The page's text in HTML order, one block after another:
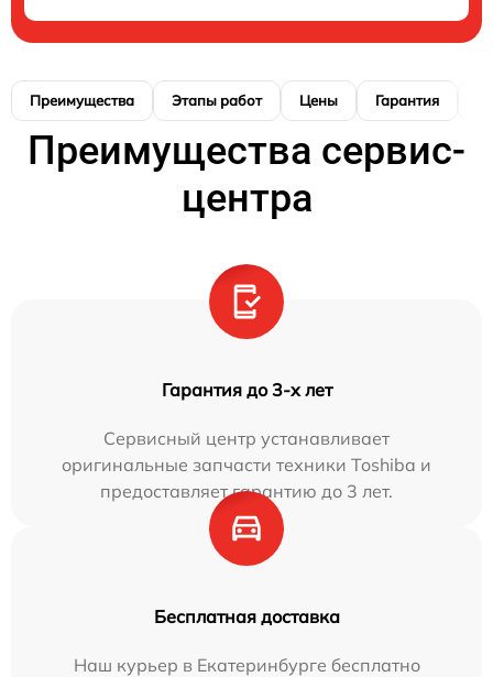
Преимущества Этапы работ Цены Гарантия
Преимущества сервис-
центра
Гарантия до 3-х лет
Сервисный центр устанавливает
оригинальные запчасти техники Toshiba и
предоставляет гарантию до 3 лет.
Бесплатная доставка
Наш курьер в Екатеринбурге бесплатно